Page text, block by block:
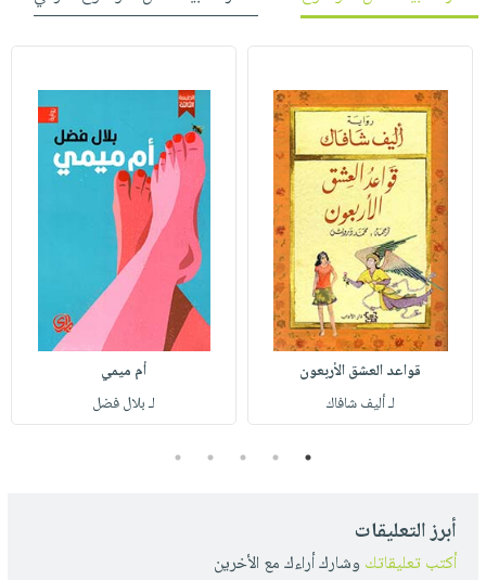
قواعد العشق الأربعون
لـ أليف شافاك
أم ميمي
لـ بلال فضل
1
2
3
4
5
أبرز التعليقات
أكتب تعليقاتك وشارك أراءك مع الأخرين